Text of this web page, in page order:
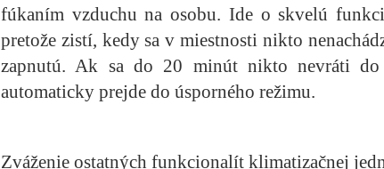
fúkaním vzduchu na osobu. Ide o skvelú
pretože zistí, kedy sa v miestnosti nikto
zapnutú. Ak sa do 20 minút nikto nevráti do
automaticky prejde do úsporného režimu.
Zváženie ostatných funkcionalít klimatizačnej